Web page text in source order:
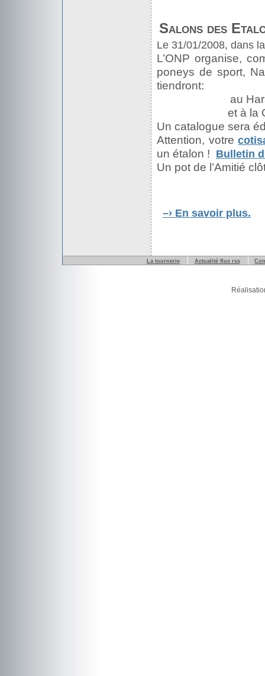
Salons des
Le 31/01/2008, dans
L’ONP organise,
poneys de sport,
tiendront:
au
et à la
Un catalogue sera
Attention, votre
un étalon ! Bulletin
Un pot de l’Amitié
–› En savoir plus.
La tournerie Actualité flux rss